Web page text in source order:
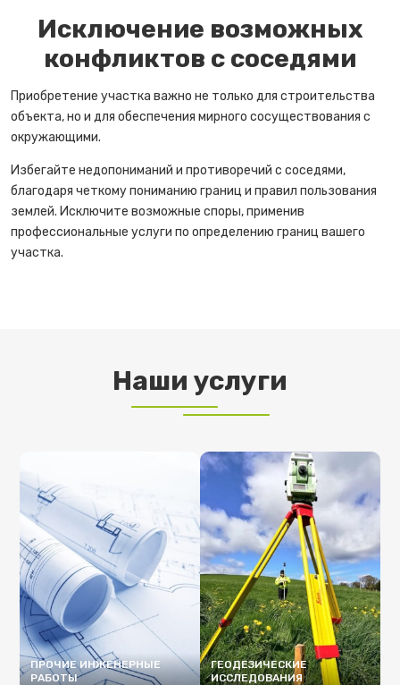
Исключение возможных
конфликтов с соседями
Приобретение участка важно не только для строительства
объекта, но и для обеспечения мирного сосуществования с
окружающими.
Избегайте недопониманий и противоречий с соседями,
благодаря четкому пониманию границ и правил пользования
землей. Исключите возможные споры, применив
профессиональные услуги по определению границ вашего
участка.
Наши услуги
ПРОЧИЕ ИНЖЕНЕРНЫЕ
РАБОТЫ
ГЕОДЕЗИЧЕСКИЕ
ИССЛЕДОВАНИЯ